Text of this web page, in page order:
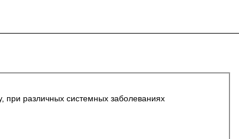
при различных системных заболеваниях